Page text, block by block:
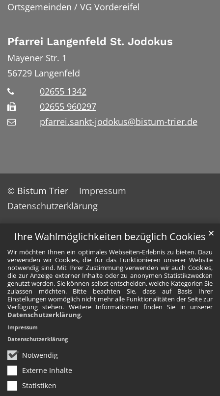
Ihre Wahlmöglichkeiten bezüglich Cookies
Wir möchten Ihnen ein optimales Webseiten-Erlebnis zu bieten. Dazu
verwenden wir Cookies, die für das Funktionieren unserer Website
notwendig sind. Mit Ihrer Zustimmung verwenden wir auch Cookies,
die zur Anzeige externer Inhalte oder zu anonymen Statistikzwecken
genutzt werden. Sie können selbst entscheiden, welche Kategorien Sie
zulassen möchten. Bitte beachten Sie, dass auf Basis Ihrer
Einstellungen womöglich nicht mehr alle Funktionalitäten der Seite zur
Verfügung stehen. Weitere Informationen finden Sie in unserer
Datenschutzerklärung.
Notwendig
Externe Inhalte
Statistiken
✕
Impressum
Datenschutzerklärung
Ortsgemeinden / VG Vordereifel
Pfarrei Langenfeld St. Jodokus
Mayener Str. 1
56729 Langenfeld
02655 1342
02655 960297
pfarrei.sankt-jodokus@bistum-trier.de
© Bistum Trier
Impressum
Datenschutzerklärung